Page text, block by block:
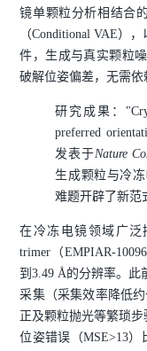
镜单颗粒分析相结合
（Conditional VAE）
件，生成与真实颗粒
破解位姿偏差，无需依
研究成果：
preferred
发表于Nature
生成颗粒与冷
难题开辟了新范
在冷冻电镜领域广泛
trimer（EMPIAR-
到3.49 Å的分辨率。
采集（采集效率降低
正及颗粒抛光等繁琐
位姿错误（MSE>13）